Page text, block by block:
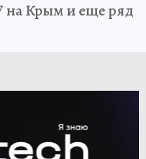
на Крым и еще ряд